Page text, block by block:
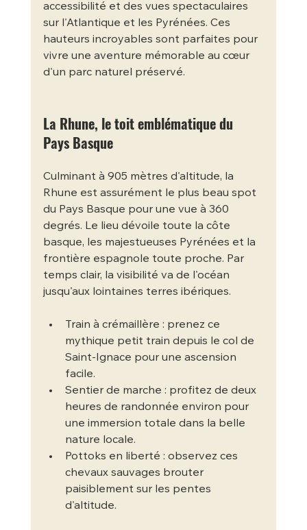
accessibilité et des vues spectaculaires
sur l'Atlantique et les Pyrénées. Ces
hauteurs incroyables sont parfaites pour
vivre une aventure mémorable au cœur
d'un parc naturel préservé.
La Rhune, le toit emblématique du
Pays Basque
Culminant à 905 mètres d'altitude, la
Rhune est assurément le plus beau spot
du Pays Basque pour une vue à 360
degrés. Le lieu dévoile toute la côte
basque, les majestueuses Pyrénées et la
frontière espagnole toute proche. Par
temps clair, la visibilité va de l'océan
jusqu'aux lointaines terres ibériques.
Train à crémaillère : prenez ce
mythique petit train depuis le col de
Saint-Ignace pour une ascension
facile.
Sentier de marche : profitez de deux
heures de randonnée environ pour
une immersion totale dans la belle
nature locale.
Pottoks en liberté : observez ces
chevaux sauvages brouter
paisiblement sur les pentes
d'altitude.